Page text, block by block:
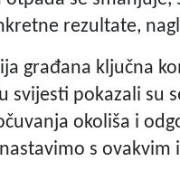
rezultate,
građana ključna
svijesti pokazali su
okoliša i
s ovakvim